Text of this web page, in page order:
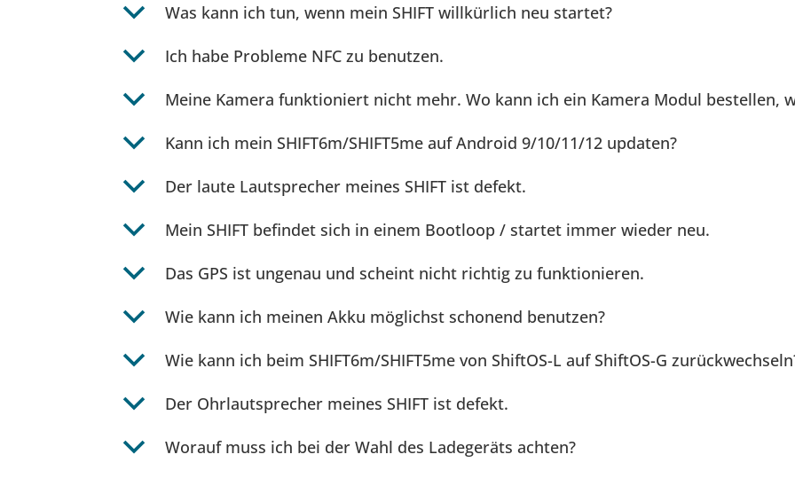
b Was kann ich tun, wenn mein SHIFT willkürlich neu startet?
b Ich habe Probleme NFC zu benutzen.
b Meine Kamera funktioniert nicht mehr. Wo kann ich ein Kamera Modul bestellen,
b Kann ich mein SHIFT6m/SHIFT5me auf Android 9/10/11/12 updaten?
b Der laute Lautsprecher meines SHIFT ist defekt.
b Mein SHIFT befindet sich in einem Bootloop / startet immer wieder neu.
b Das GPS ist ungenau und scheint nicht richtig zu funktionieren.
b Wie kann ich meinen Akku möglichst schonend benutzen?
b Wie kann ich beim SHIFT6m/SHIFT5me von ShiftOS-L auf ShiftOS-G
b Der Ohrlautsprecher meines SHIFT ist defekt.
b Worauf muss ich bei der Wahl des Ladegeräts achten?